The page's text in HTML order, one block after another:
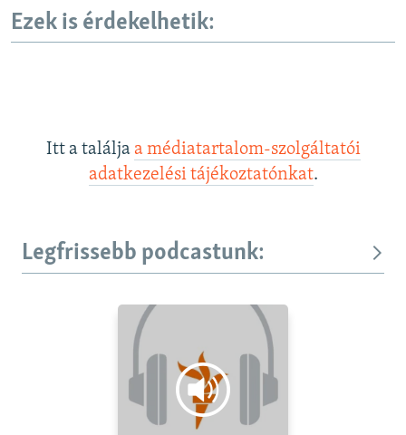
Ezek is érdekelhetik:
Itt a találja a médiatartalom-szolgáltatói
adatkezelési tájékoztatónkat.
Legfrissebb podcastunk: